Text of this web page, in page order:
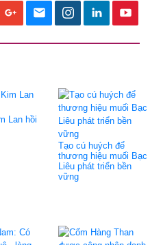
Lan hồi
Tạo cú huých để
thương hiệu muối Bạc
Liêu phát triển bền
vững